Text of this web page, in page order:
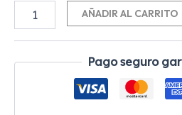
AÑADIR AL CARRITO
Pago seguro